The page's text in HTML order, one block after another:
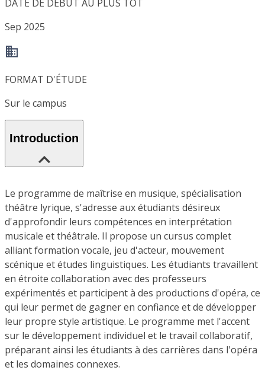
DATE DE DÉBUT AU PLUS TÔT
Sep 2025
FORMAT D'ÉTUDE
Sur le campus
Introduction
Le programme de maîtrise en musique, spécialisation
théâtre lyrique, s'adresse aux étudiants désireux
d'approfondir leurs compétences en interprétation
musicale et théâtrale. Il propose un cursus complet
alliant formation vocale, jeu d'acteur, mouvement
scénique et études linguistiques. Les étudiants travaillent
en étroite collaboration avec des professeurs
expérimentés et participent à des productions d'opéra, ce
qui leur permet de gagner en confiance et de développer
leur propre style artistique. Le programme met l'accent
sur le développement individuel et le travail collaboratif,
préparant ainsi les étudiants à des carrières dans l'opéra
et les domaines connexes.